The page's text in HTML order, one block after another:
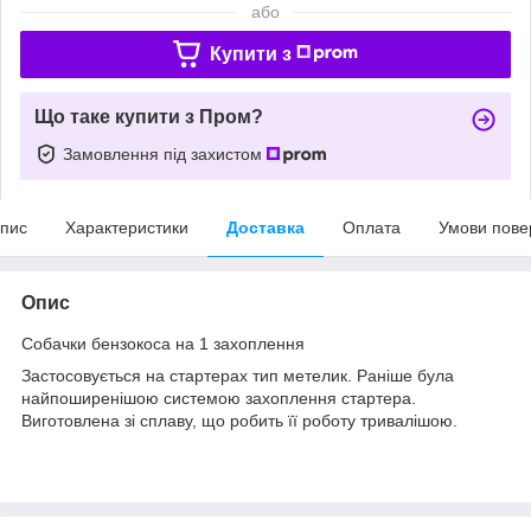
або
Купити з
Що таке купити з Пром?
Замовлення під захистом
Характеристики Доставка Оплата Умови
Опис
Собачки бензокоса на 1 захоплення
Застосовується на стартерах тип метелик. Раніше була
найпоширенішою системою захоплення стартера.
Виготовлена зі сплаву, що робить її роботу тривалішою.